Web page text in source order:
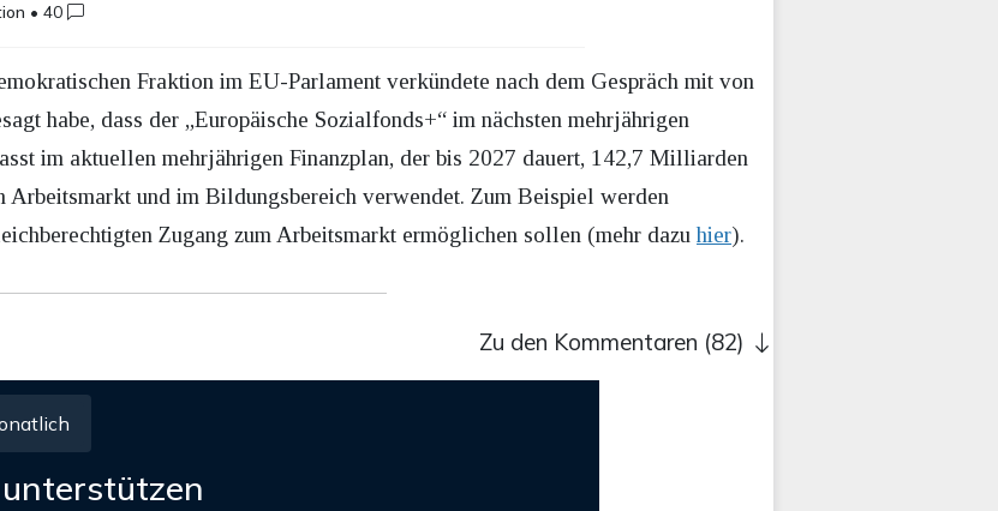
•40
Fraktion im EU-Parlament verkündete nach dem Gespräch mit von
habe, dass der „Europäische Sozialfonds+“ im nächsten mehrjährigen
im aktuellen mehrjährigen Finanzplan, der bis 2027 dauert, 142,7 Milliarden
und im Bildungsbereich verwendet. Zum Beispiel werden
Zugang zum Arbeitsmarkt ermöglichen sollen (mehr dazuhier).
Zu den Kommentaren (82)